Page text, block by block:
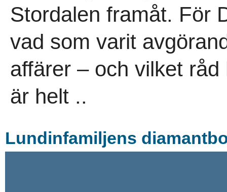
Stordalen framåt. För
vad som varit
affärer – och vilket råd
är helt ..
Lundinfamiljens